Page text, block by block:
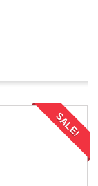
SALE!